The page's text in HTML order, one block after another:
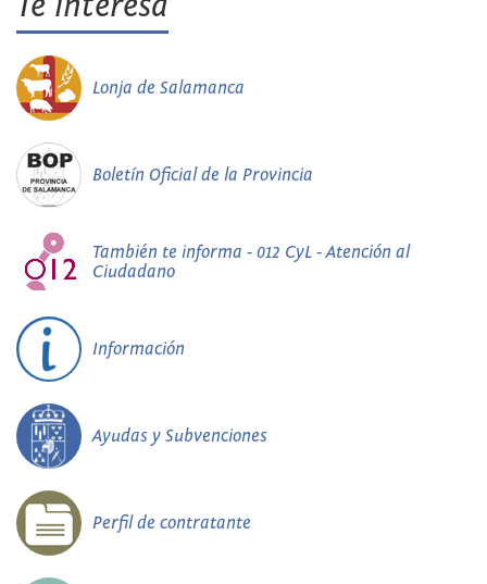
Lonja de Salamanca
Boletín Oficial de la Provincia
También te informa - 012 CyL - Atención al
Ciudadano
Información
Ayudas y Subvenciones
Perfil de contratante